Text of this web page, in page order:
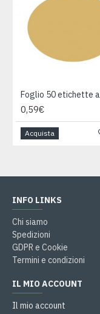
0,59€
Acquista
INFO LINKS
Chi siamo
Spedizioni
GDPR e Cookie
Termini e condizioni
IL MIO ACCOUNT
Il mio account